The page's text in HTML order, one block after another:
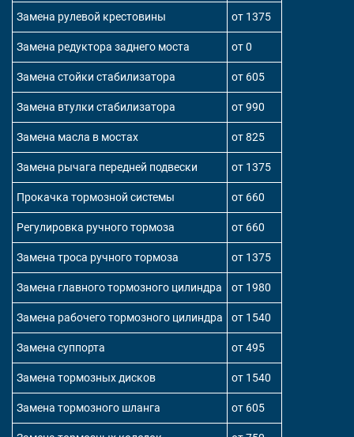
Замена рулевой крестовины от 1375
Замена редуктора заднего моста от 0
Замена стойки стабилизатора от 605
Замена втулки стабилизатора от 990
Замена масла в мостах от 825
Замена рычага передней подвески от 1375
Прокачка тормозной системы от 660
Регулировка ручного тормоза от 660
Замена троса ручного тормоза от 1375
Замена главного тормозного цилиндра от 1980
Замена рабочего тормозного цилиндра от 1540
Замена суппорта от 495
Замена тормозных дисков от 1540
Замена тормозного шланга от 605